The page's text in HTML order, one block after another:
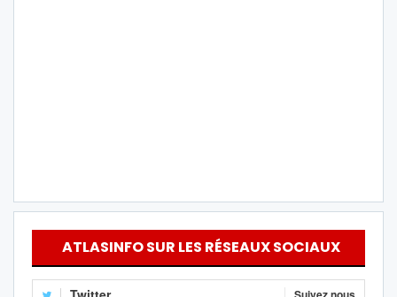
ATLASINFO SUR LES RÉSEAUX SOCIAUX